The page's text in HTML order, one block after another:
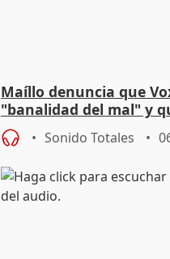
Maíllo denuncia que
"banalidad del mal" y
asume todas sus tesis
Sonido Totales